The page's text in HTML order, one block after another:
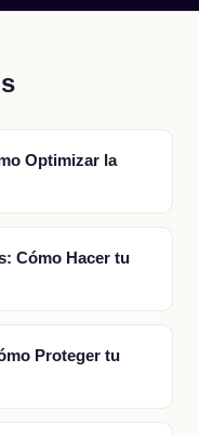
Optimizar la
Cómo Hacer tu
Proteger tu